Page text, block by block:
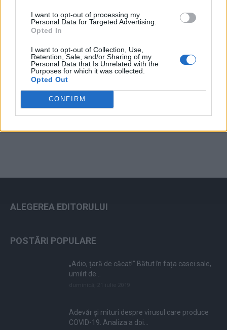
I want to opt-out of processing my
Personal Data for Targeted Advertising.
Opted In
I want to opt-out of Collection, Use,
Retention, Sale, and/or Sharing of my
Personal Data that Is Unrelated with the
Purposes for which it was collected.
Opted Out
CONFIRM
ad
ALEGEREA EDITORULUI
POSTĂRI POPULARE
„Adio, țară de căcat!” Bătut în fața casei sale,
umilit de...
Adevăr și mituri despre virusul care produce
COVID-19. Analiza a doi...